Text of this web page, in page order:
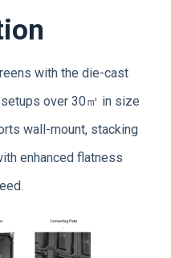
with the die-cast
over 30㎡ in size
wall-mount, stacking
enhanced flatness